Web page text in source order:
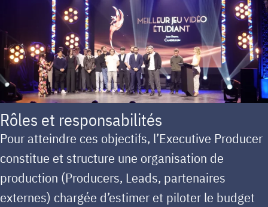
Rôles et responsabilités
Pour atteindre ces objectifs, l’Executive Producer
constitue et structure une organisation de
production (Producers, Leads, partenaires
externes) chargée d’estimer et piloter le budget